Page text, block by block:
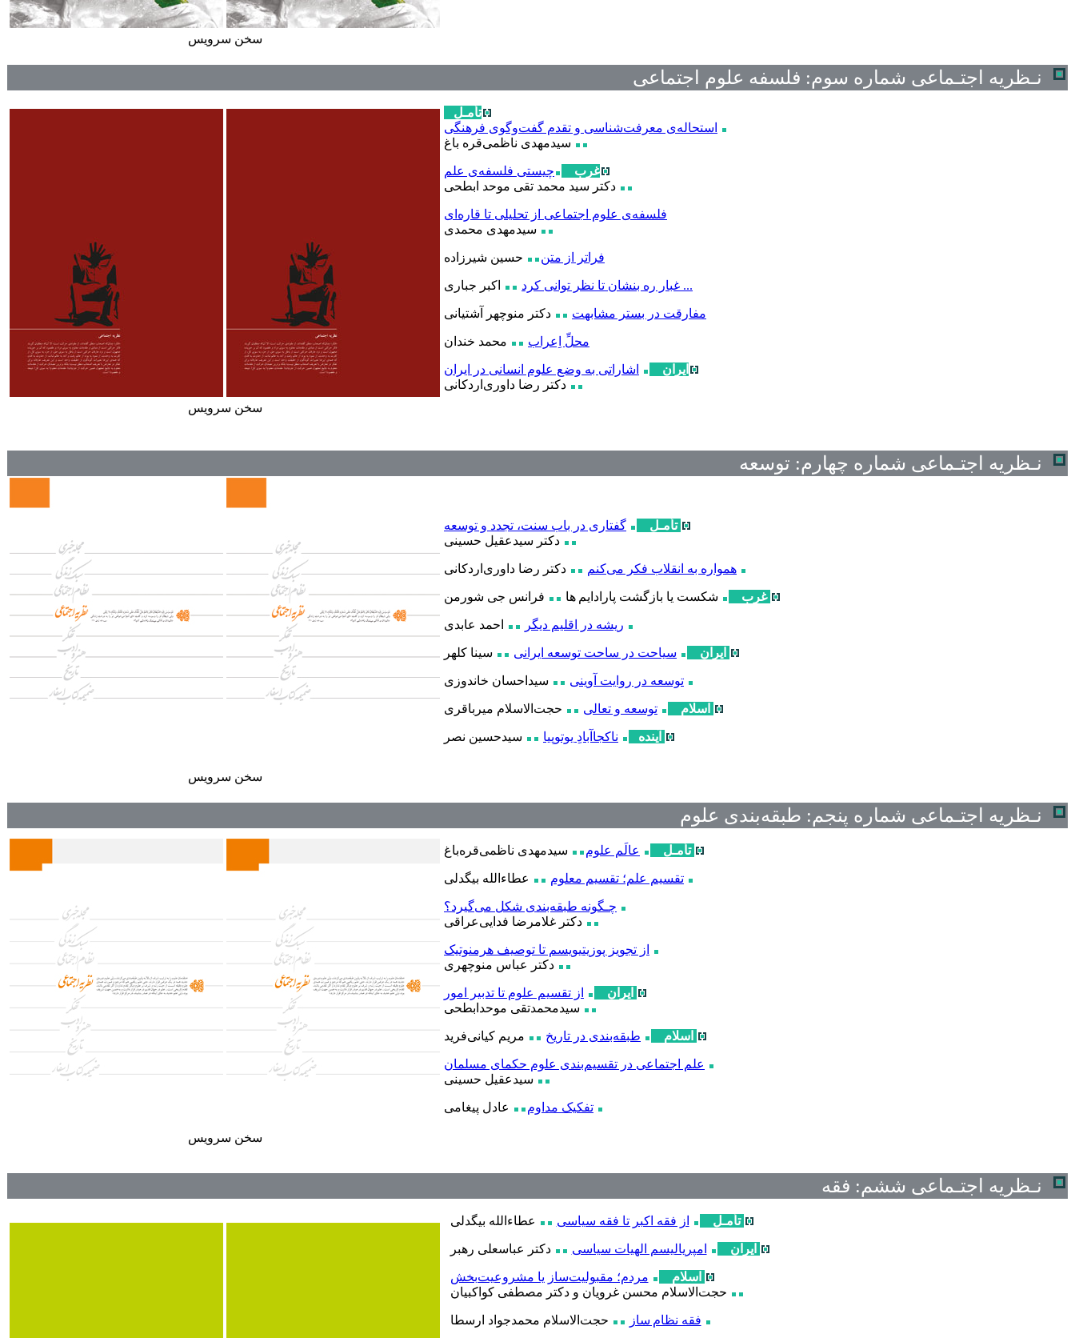
سخن سرویس
نـظریه اجتـماعی شماره سوم: فلسفه علوم اجتماعی
تأمـل
استحاله‌‌ی معرفت‌شناسی و تقدم گفت‌وگوی فرهنگی
سیدمهدی ناظمی‌قره باغ
غرب
چیستی فلسفه‌ی علم
دکتر سید محمد تقی موحد ابطحی
فلسفه‌ی علوم اجتماعی از تحلیلی تا قاره‌ای
سیدمهدی محمدی
فراتر از متن حسین شیرزاده
... غبار ره بنشان تا نظر توانی کرد اکبر جباری
مفارقت در بستر مشابهت دکتر منوچهر آشتیانی
محلِّ اِعراب محمد خندان
ایران
اشاراتی به وضع علوم انسانی در ایران
دکتر رضا داوری‌اردکانی
سخن سرويس
نـظریه اجتـماعی شماره چهارم: توسعه
تأمـل
گفتاری در باب سنت، تجدد و توسعه
دکتر سیدعقیل حسینی
همواره به انقلاب فکر می‌کنم دکتر رضا داوری‌اردکانی
غرب شکست یا بازگشت پارادایم ها فرانس جی شورمن
ریشه در اقلیم دیگر احمد عابدی
ایران سیاحت در ساحت توسعه ایرانی سینا کلهر
توسعه در روایت آوینی سیداحسان خاندوزی
اسلام توسعه و تعالی حجت‌الاسلام میرباقری
آینده ناکجاآبادِ یوتوپیا سیدحسین نصر
سخن سرويس
نـظریه اجتـماعی شماره پنجم: طبقه‌بندی علوم
تأمـل عالَم علوم سیدمهدی ناظمی‌قره‌باغ
تقسیم علم؛ تقسیم معلوم عطاءالله بیگدلی
چـگونه طبقه‌بندی شکل می‌گیرد؟
دکتر غلامرضا فدایی‌عراقی
از تجویز پوزیتیویسم تا توصیف هرمنوتیک
دکتر عباس منوچهری
ایران
از تقسیم علوم تا تدبیر امور
سیدمحمدتقی موحدابطحی
اسلام طبقه‌بندی در تاریخ مریم کیانی‌فرید
علم اجتماعی در تقسیم‌بندی علوم حکمای مسلمان
سیدعقیل حسینی
تفکیک مداوم عادل پیغامی
سخن سرويس
نـظریه اجتـماعی ششم: فقه
تأمـل از فقه اکبر تا فقه سیاسی عطاء‌الله بیگدلی
ایران امپریالیسم الهیات سیاسی دکتر عباسعلی رهبر
اسلام
مردم؛ مقبولیت‌ساز یا مشروعیت‌بخش
حجت‌الاسلام محسن غرویان و دکتر مصطفی کواکبیان
فقه نظام‌ ساز حجت‌الاسلام محمدجواد ارسطا